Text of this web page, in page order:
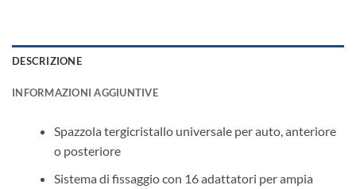
DESCRIZIONE
INFORMAZIONI AGGIUNTIVE
Spazzola tergicristallo universale per auto, anteriore
o posteriore
Sistema di fissaggio con 16 adattatori per ampia